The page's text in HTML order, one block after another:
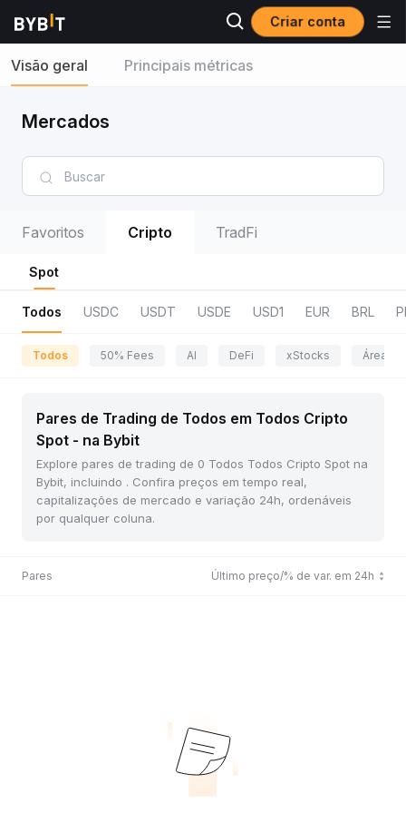
Criar conta
Visão geral Principais métricas
Mercados
Favoritos Cripto TradFi
Spot
Todos USDC USDT USDE USD1 EUR BRL
Todos 50% Fees AI DeFi xStocks Área da
Pares de Trading de Todos em Todos Cripto
Spot - na Bybit
Explore pares de trading de 0 Todos Todos Cripto Spot na
Bybit, incluindo . Confira preços em tempo real,
capitalizações de mercado e variação 24h, ordenáveis
por qualquer coluna.
Pares Último preço/% de var. em 24h